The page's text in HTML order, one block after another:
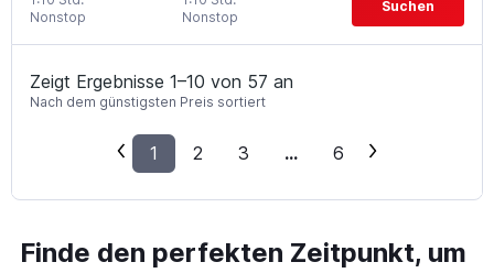
Nonstop Nonstop
Suchen
Zeigt Ergebnisse 1–10 von 57 an
Nach dem günstigsten Preis sortiert
1 2 3 ... 6
Finde den perfekten Zeitpunkt, um